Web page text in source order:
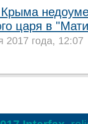
царя в
2017 года, 12:07